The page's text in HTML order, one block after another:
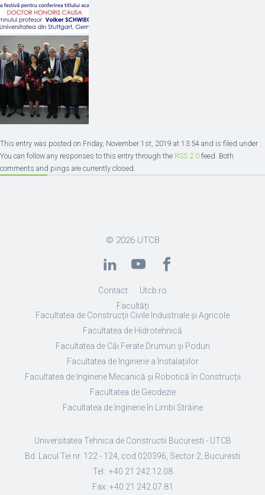
This entry was posted on Friday, November 1st, 2019 at 13:54 and is filed under .
You can follow any responses to this entry through the RSS 2.0 feed. Both
comments and pings are currently closed.
© 2026 UTCB
Contact
Utcb.ro
Facultăți
Facultatea de Construcții Civile Industriale și Agricole
Facultatea de Hidrotehnică
Facultatea de Căi Ferate Drumuri și Poduri
Facultatea de Inginerie a Instalațiilor
Facultatea de Inginerie Mecanică și Robotică în Construcții
Facultatea de Geodezie
Facultatea de Inginerie în Limbi Străine
Universitatea Tehnica de Constructii Bucuresti - UTCB
Bd. Lacul Tei nr. 122 - 124, cod 020396, Sector 2, Bucuresti
Tel.: +40 21 242.12.08
Fax: +40 21 242.07.81